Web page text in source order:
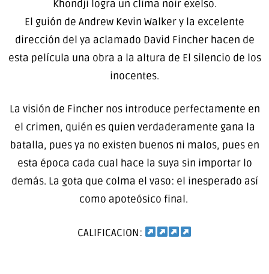
Khondji logra un clima noir exelso.
El guión de Andrew Kevin Walker y la excelente
dirección del ya aclamado David Fincher hacen de
esta película una obra a la altura de El silencio de los
inocentes.
La visión de Fincher nos introduce perfectamente en
el crimen, quién es quien verdaderamente gana la
batalla, pues ya no existen buenos ni malos, pues en
esta época cada cual hace la suya sin importar lo
demás. La gota que colma el vaso: el inesperado así
como apoteósico final.
CALIFICACION: